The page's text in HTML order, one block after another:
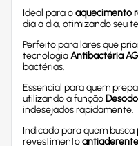
Ideal para oaquecimento
dia a dia, otimizando seu
Perfeito para lares que
tecnologiaAntibactéria AG
bactérias.
Essencial para quem
utilizando a função
indesejados rapidamente.
Indicado para quem busca
revestimentoantiaderente